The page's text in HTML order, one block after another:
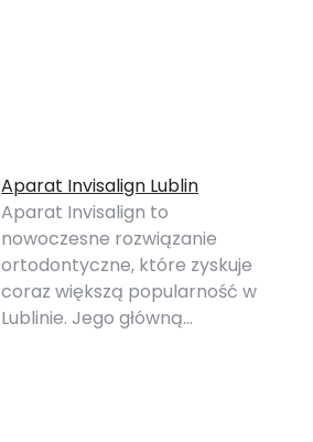
Aparat Invisalign Lublin
Aparat Invisalign to
nowoczesne rozwiązanie
ortodontyczne, które zyskuje
coraz większą popularność w
Lublinie. Jego główną…